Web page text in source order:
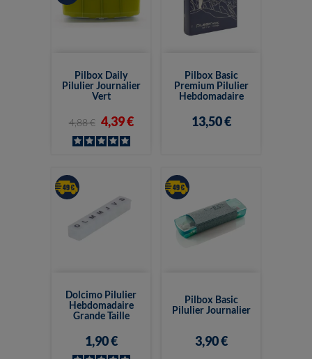
Pilbox Daily
Pilulier Journalier
Vert
4,88 € 4,39 €
Pilbox Basic
Premium Pilulier
Hebdomadaire
13,50 €
Dolcimo Pilulier
Hebdomadaire
Grande Taille
1,90 €
Pilbox Basic
Pilulier Journalier
3,90 €